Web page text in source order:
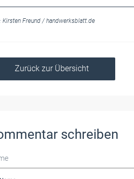
Kirsten Freund / handwerksblatt.de
Zurück zur Übersicht
schreiben